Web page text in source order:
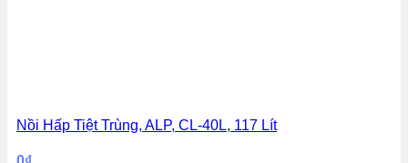
Nồi Hấp Tiệt Trùng, ALP, CL-40L, 117 Lít